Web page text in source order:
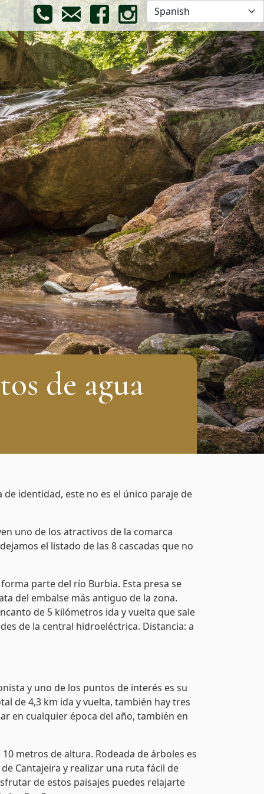
de agua
identidad, este no es el único paraje de
uno de los atractivos de la comarca
el listado de las 8 cascadas que no
parte del río Burbia. Esta presa se
del embalse más antiguo de la zona.
de 5 kilómetros ida y vuelta que sale
de la central hidroeléctrica. Distancia: a
y uno de los puntos de interés es su
de 4,3 km ida y vuelta, también hay tres
en cualquier época del año, también en
metros de altura. Rodeada de árboles es
Cantajeira y realizar una ruta fácil de
de estos paisajes puedes relajarte